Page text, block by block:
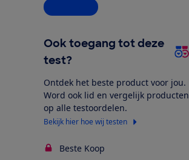
Alle opties
Ook toegang tot deze
test?
Ontdek het beste product voor jou.
Word ook lid en vergelijk producten
op alle testoordelen.
Bekijk hier hoe wij testen
Beste Koop